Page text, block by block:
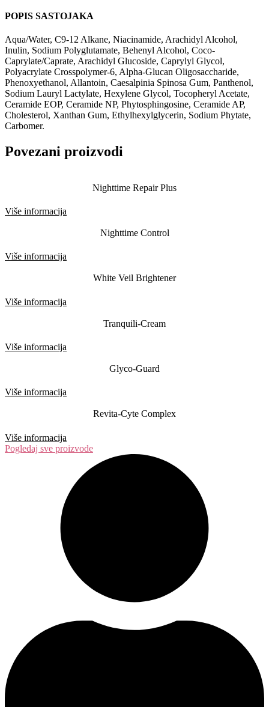
POPIS SASTOJAKA
Aqua/Water, C9-12 Alkane, Niacinamide, Arachidyl Alcohol,
Inulin, Sodium Polyglutamate, Behenyl Alcohol, Coco-
Caprylate/Caprate, Arachidyl Glucoside, Caprylyl Glycol,
Polyacrylate Crosspolymer-6, Alpha-Glucan Oligosaccharide,
Phenoxyethanol, Allantoin, Caesalpinia Spinosa Gum, Panthenol,
Sodium Lauryl Lactylate, Hexylene Glycol, Tocopheryl Acetate,
Ceramide EOP, Ceramide NP, Phytosphingosine, Ceramide AP,
Cholesterol, Xanthan Gum, Ethylhexylglycerin, Sodium Phytate,
Carbomer.
Povezani proizvodi
Nighttime Repair Plus
Više informacija
Nighttime Control
Više informacija
White Veil Brightener
Više informacija
Tranquili-Cream
Više informacija
Glyco-Guard
Više informacija
Revita-Cyte Complex
Više informacija
Pogledaj sve proizvode